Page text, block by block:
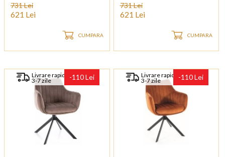
731 Lei
621 Lei
CUMPARA
731 Lei
621 Lei
CUMPARA
Livrare rapida
3-7 zile -110 Lei Livrare rapida
3-7 zile -110 Lei